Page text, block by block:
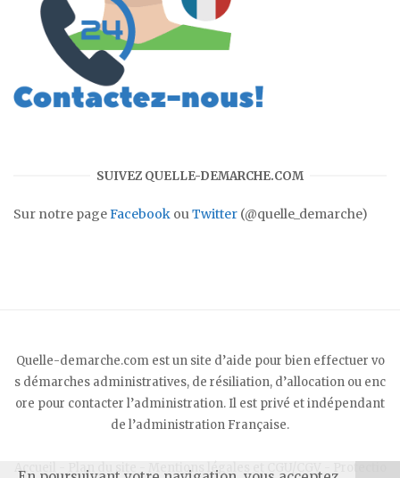
SUIVEZ QUELLE-DEMARCHE.COM
Sur notre pageFacebook ouTwitter (@quelle_demarche)
Quelle-demarche.com est un site d’aide pour bien effectuer vo
s démarches administratives, de résiliation, d’allocation ou enc
ore pour contacter l’administration. Il est privé et indépendant
de l’administration Française.
Accueil Plan du site Mentions légales et CGU/CGV